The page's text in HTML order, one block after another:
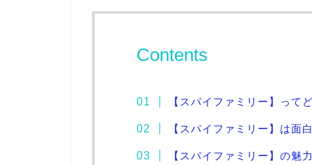
Contents
【スパイファミリー】って
【スパイファミリー】は面
【スパイファミリー】の魅